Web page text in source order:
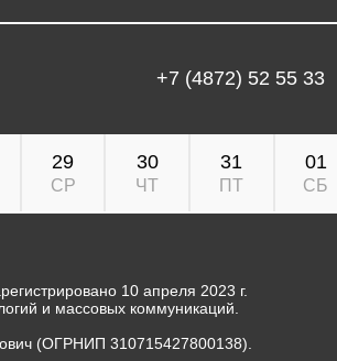
+7 (4872) 52 55 33
29
СР
30
ЧТ
31
ПТ
01
СБ
10 апреля 2023 г.
и массовых коммуникаций.
(ОГРНИП 310715427800138).